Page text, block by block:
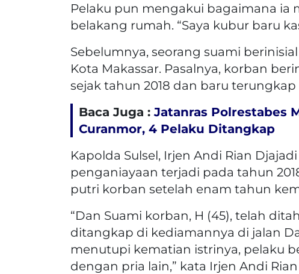
Pelaku pun mengakui bagaimana ia
belakang rumah. “Saya kubur baru
Sebelumnya, seorang suami
Kota Makassar. Pasalnya, korban
sejak tahun 2018 dan baru
Baca Juga :Jatanras Polrestabes
Curanmor, 4 Pelaku Ditangkap
Kapolda Sulsel, Irjen Andi Rian
penganiayaan terjadi pada tahun
putri korban setelah enam tahun
“Dan Suami korban, H (45), telah
ditangkap di kediamannya di jalan
menutupi kematian istrinya, pelaku
dengan pria lain,” kata Irjen Andi